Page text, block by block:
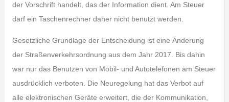
der Vorschrift handelt, das der Information dient. Am Steuer
darf ein Taschenrechner daher nicht benutzt werden.
Gesetzliche Grundlage der Entscheidung ist eine Änderung
der Straßenverkehrsordnung aus dem Jahr 2017. Bis dahin
war nur das Benutzen von Mobil- und Autotelefonen am Steuer
ausdrücklich verboten. Die Neuregelung hat das Verbot auf
alle elektronischen Geräte erweitert, die der Kommunikation,